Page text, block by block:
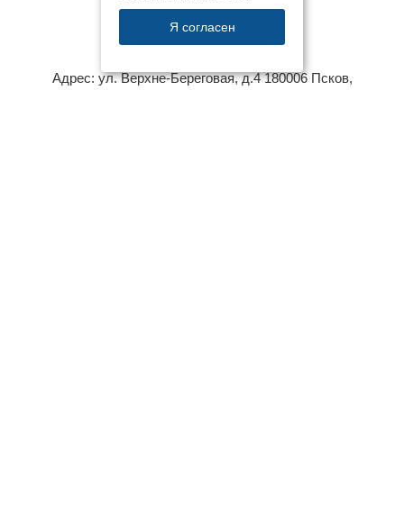
Написать нам
Адрес: ул. Верхне-Береговая, д.4 180006 Псков,
Я согласен